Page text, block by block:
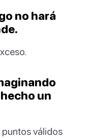
no hará
un
válidos